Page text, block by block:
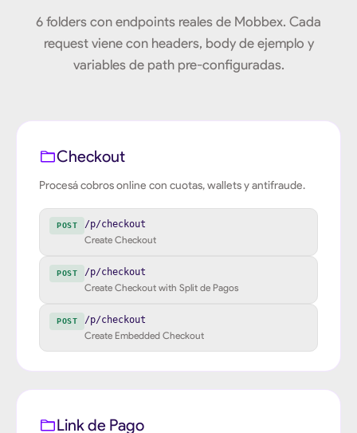
6 folders con endpoints reales de Mobbex. Cada
request viene con headers, body de ejemplo y
variables de path pre-configuradas.
Checkout
Procesá cobros online con cuotas, wallets y antifraude.
POST /p/checkout
Create Checkout
POST /p/checkout
Create Checkout with Split de Pagos
POST /p/checkout
Create Embedded Checkout
Link de Pago